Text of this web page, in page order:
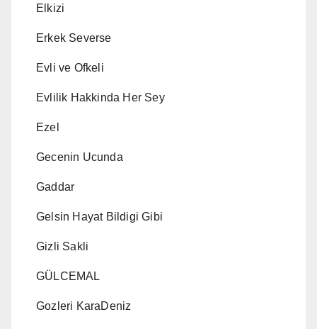
Elkizi
Erkek Severse
Evli ve Ofkeli
Evlilik Hakkinda Her Sey
Ezel
Gecenin Ucunda
Gaddar
Gelsin Hayat Bildigi Gibi
Gizli Sakli
GÜLCEMAL
Gozleri KaraDeniz